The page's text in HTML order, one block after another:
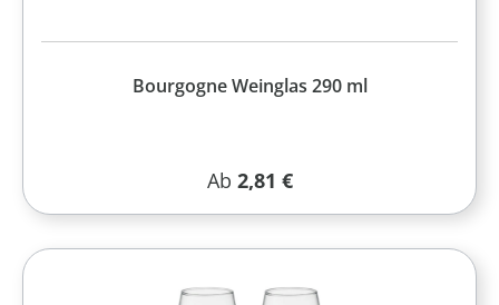
Bourgogne Weinglas 290 ml
Regulärer Preis:
Ab 2,81 €